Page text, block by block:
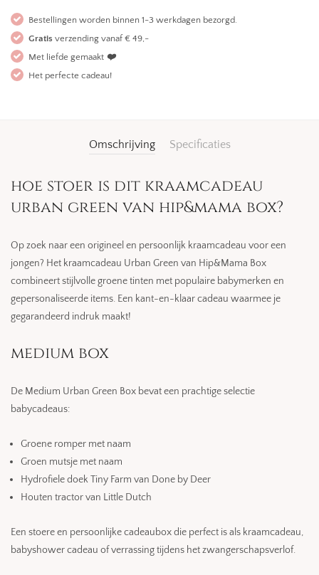
Bestellingen worden binnen 1-3 werkdagen bezorgd.
Gratis verzending vanaf € 49,-
Met liefde gemaakt ❤️
Het perfecte cadeau!
Omschrijving Specificaties
hoe stoer is dit kraamcadeau
urban green van hip&mama box?
Op zoek naar een origineel en persoonlijk kraamcadeau voor een
jongen? Het kraamcadeau Urban Green van Hip&Mama Box
combineert stijlvolle groene tinten met populaire babymerken en
gepersonaliseerde items. Een kant-en-klaar cadeau waarmee je
gegarandeerd indruk maakt!
medium box
De Medium Urban Green Box bevat een prachtige selectie
babycadeaus:
Groene romper met naam
Groen mutsje met naam
Hydrofiele doek Tiny Farm van Done by Deer
Houten tractor van Little Dutch
Een stoere en persoonlijke cadeaubox die perfect is als kraamcadeau,
babyshower cadeau of verrassing tijdens het zwangerschapsverlof.